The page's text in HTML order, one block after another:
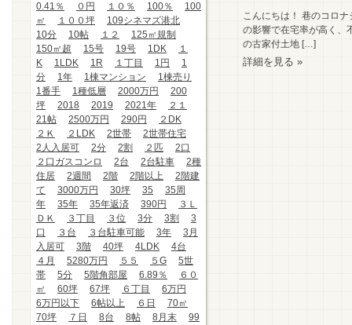
0.41％ ０円 １０％ 100％
100
㎡
１００坪
109シネマズ港北
10分
10帖 １２
125㎡規制
150㎡超
15号 19号 1DK
１
K
1LDK 1R １丁目 1円
1
分
1年 1棟マンション
1棟売り
1番手
1種低層 2000万円
200
坪
2018 2019 2021年
２１
21帖
2500万円 290円
２DK
２Ｋ
２LDK 2世帯
2世帯住宅
2人入居可
2分 2割 ２匹
2口
２口ガスコンロ
2台 2台駐車
2種
住居
2週間 2階 2階以上
2階建
て
3000万円 30坪 35
35周
年
35年 35年返済 390円
３Ｌ
ＤＫ
３丁目 ３位 3分 3割
3
口
３台 ３台駐車可能 3年
3月
入居可
3階 40坪 4LDK
4台
４月
5280万円 ５５ ５G
5世
帯
5分 5階角部屋 6.89％
６０
㎡
60坪 67坪 ６丁目
6万円
6万円以下
6帖以上 ６日
70㎡
70坪
７日 8台 8帖 8月末
99
こんにちは！ 巷のコロ
の影響で在宅率が高く、
の古家付土地 […]
詳細を見る »